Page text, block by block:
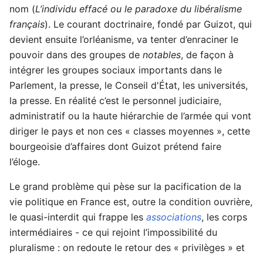
nom (L’individu effacé ou le paradoxe du libéralisme
français). Le courant doctrinaire, fondé par Guizot, qui
devient ensuite l’orléanisme, va tenter d’enraciner le
pouvoir dans des groupes de notables, de façon à
intégrer les groupes sociaux importants dans le
Parlement, la presse, le Conseil d'État, les universités,
la presse. En réalité c’est le personnel judiciaire,
administratif ou la haute hiérarchie de l’armée qui vont
diriger le pays et non ces « classes moyennes », cette
bourgeoisie d’affaires dont Guizot prétend faire
l’éloge.
Le grand problème qui pèse sur la pacification de la
vie politique en France est, outre la condition ouvrière,
le quasi-interdit qui frappe les associations, les corps
intermédiaires - ce qui rejoint l’impossibilité du
pluralisme : on redoute le retour des « privilèges » et